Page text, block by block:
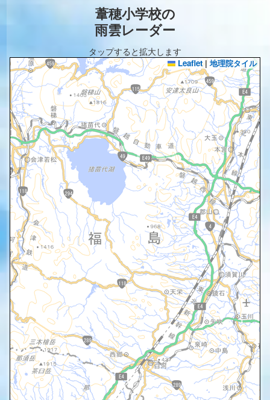
葦穂小学校の
雨雲レーダー
タップすると拡大します
Leaflet | 地理院タイル